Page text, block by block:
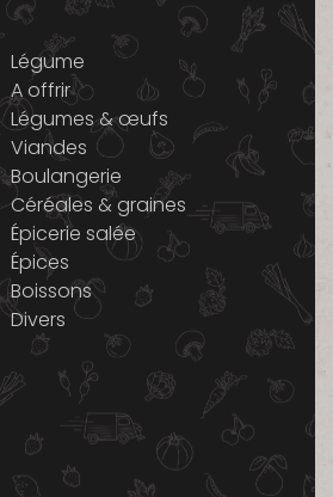
Légume
A offrir
Légumes & œufs
Viandes
Boulangerie
Céréales & graines
Épicerie salée
Épices
Boissons
Divers